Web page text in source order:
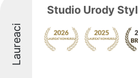
Laureaci
Studio Urody Styl